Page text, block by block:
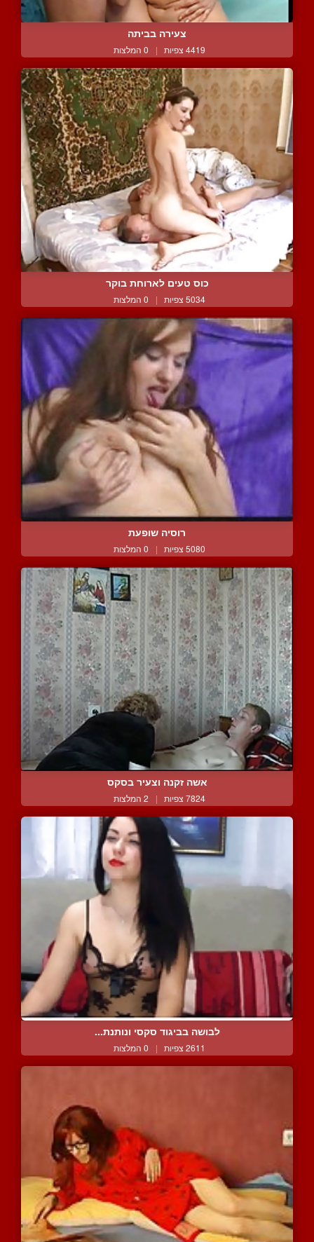
צעירה בביתה
4419 צפיות | 0 המלצות
כוס טעים לארוחת בוקר
5034 צפיות | 0 המלצות
רוסיה שופעת
5080 צפיות | 0 המלצות
אשה זקנה וצעיר בסקס
7824 צפיות | 2 המלצות
לבושה בביגוד סקסי ונותנת...
2611 צפיות | 0 המלצות